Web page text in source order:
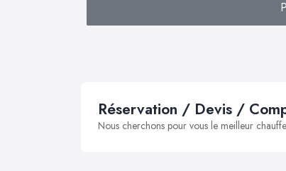
Réservation / Devis /
Nous cherchons pour vous le meilleur